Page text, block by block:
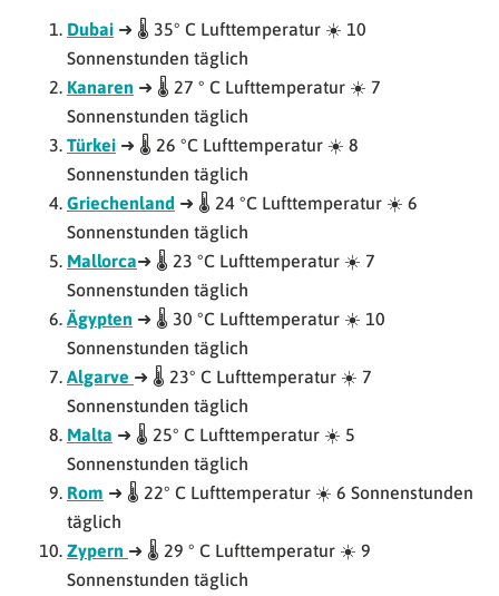
Dubai ➜ 🌡 35° C Lufttemperatur ☀️ 10
Sonnenstunden täglich
Kanaren ➜ 🌡 27 ° C Lufttemperatur ☀️ 7
Sonnenstunden täglich
Türkei ➜ 🌡 26 °C Lufttemperatur ☀️ 8
Sonnenstunden täglich
Griechenland ➜ 🌡 24 °C Lufttemperatur ☀️ 6
Sonnenstunden täglich
Mallorca➜ 🌡 23 °C Lufttemperatur ☀️ 7
Sonnenstunden täglich
Ägypten ➜ 🌡 30 °C Lufttemperatur ☀️ 10
Sonnenstunden täglich
Algarve ➜ 🌡 23° C Lufttemperatur ☀️ 7
Sonnenstunden täglich
Malta ➜ 🌡 25° C Lufttemperatur ☀️ 5
Sonnenstunden täglich
Rom ➜ 🌡 22° C Lufttemperatur ☀️ 6 Sonnenstunden
täglich
Zypern ➜ 🌡 29 ° C Lufttemperatur ☀️ 9
Sonnenstunden täglich